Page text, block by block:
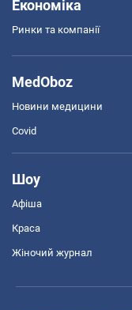
Економіка
Ринки та компанії
MedOboz
Новини медицини
Covid
Шоу
Афіша
Краса
Жіночий журнал